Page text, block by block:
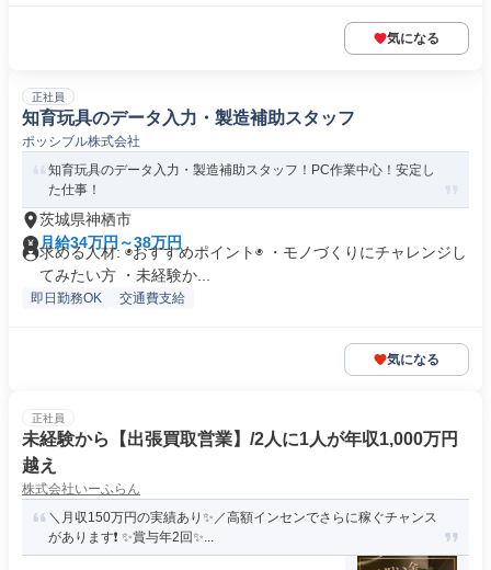
気になる
正社員
知育玩具のデータ入力・製造補助スタッフ
ポッシブル株式会社
知育玩具のデータ入力・製造補助スタッフ！PC作業中心！安定し
た仕事！
茨城県神栖市
月給34万円～38万円
求める人材: ◉おすすめポイント◉ ・モノづくりにチャレンジし
てみたい方 ・未経験か...
即日勤務OK 交通費支給
気になる
正社員
未経験から【出張買取営業】/2人に1人が年収1,000万円
越え
株式会社いーふらん
＼月収150万円の実績あり✨／高額インセンでさらに稼ぐチャンス
があります❗ ✨賞与年2回✨...